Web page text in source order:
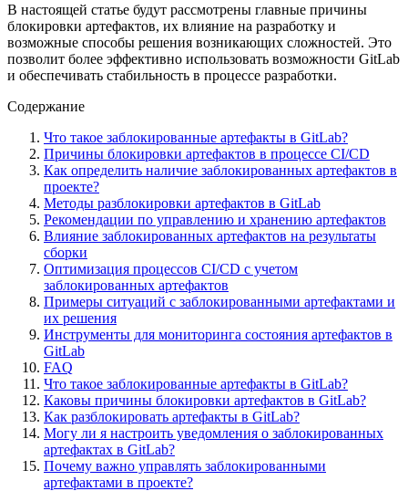
В настоящей статье будут рассмотрены главные причины
блокировки артефактов, их влияние на разработку и
возможные способы решения возникающих сложностей. Это
позволит более эффективно использовать возможности GitLab
и обеспечивать стабильность в процессе разработки.
Содержание
Что такое заблокированные артефакты в GitLab?
Причины блокировки артефактов в процессе CI/CD
Как определить наличие заблокированных артефактов в
проекте?
Методы разблокировки артефактов в GitLab
Рекомендации по управлению и хранению артефактов
Влияние заблокированных артефактов на результаты
сборки
Оптимизация процессов CI/CD с учетом
заблокированных артефактов
Примеры ситуаций с заблокированными артефактами и
их решения
Инструменты для мониторинга состояния артефактов в
GitLab
FAQ
Что такое заблокированные артефакты в GitLab?
Каковы причины блокировки артефактов в GitLab?
Как разблокировать артефакты в GitLab?
Могу ли я настроить уведомления о заблокированных
артефактах в GitLab?
Почему важно управлять заблокированными
артефактами в проекте?